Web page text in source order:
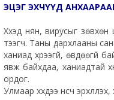
ЭЦЭГ ЭХЧҮҮД
Хүүхэд нян, вирусыг
тээгч. Таны дархлааны
ханиад хүрээгүй,
явж байхдаа, ханиадтай
ордог.
Улмаар хүүхдээ үнсч